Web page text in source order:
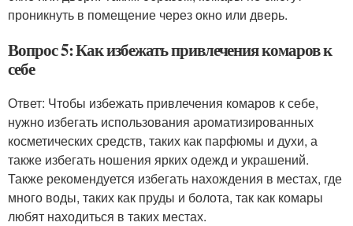
проникнуть в помещение через окно или дверь.
Вопрос 5: Как избежать привлечения комаров к
себе
Ответ: Чтобы избежать привлечения комаров к себе,
нужно избегать использования ароматизированных
косметических средств, таких как парфюмы и духи, а
также избегать ношения ярких одежд и украшений.
Также рекомендуется избегать нахождения в местах, где
много воды, таких как пруды и болота, так как комары
любят находиться в таких местах.